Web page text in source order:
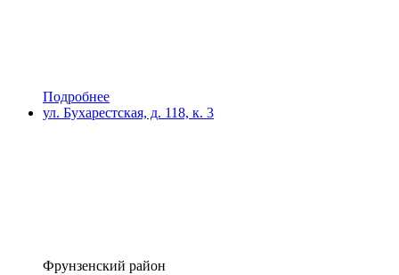
Подробнее
ул. Бухарестская, д. 118, к. 3
Фрунзенский район